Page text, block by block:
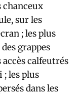
chanceux
sur les
; les plus
grappes
calfeutrés
; les plus
dans les